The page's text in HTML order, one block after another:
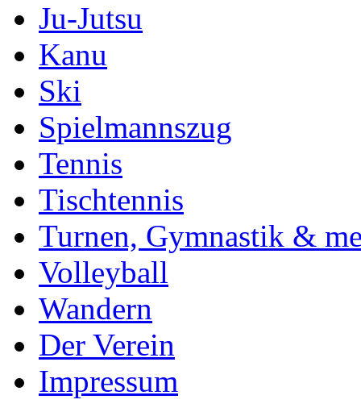
Ju-Jutsu
Kanu
Ski
Spielmannszug
Tennis
Tischtennis
Turnen, Gymnastik &
Volleyball
Wandern
Der Verein
Impressum